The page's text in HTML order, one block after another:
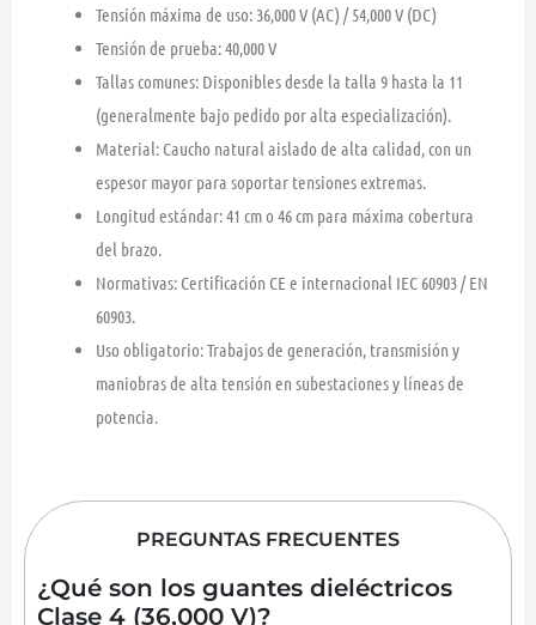
Tensión máxima de uso: 36,000 V (AC) / 54,000 V (DC)
Tensión de prueba:40,000 V
Tallas comunes: Disponibles desde la talla 9 hasta la 11
(generalmente bajo pedido por alta especialización).
Material: Caucho natural aislado de alta calidad, con un
espesor mayor para soportar tensiones extremas.
Longitud estándar:41 cmo 46 cm para máxima cobertura
del brazo.
Normativas: Certificación CE e internacional IEC 60903/EN
60903.
Uso obligatorio:Trabajos de generación, transmisión y
maniobras de alta tensión en subestaciones y líneas de
potencia.
PREGUNTAS FRECUENTES
¿Qué son los guantes dieléctricos
Clase 4 (36,000 V)?